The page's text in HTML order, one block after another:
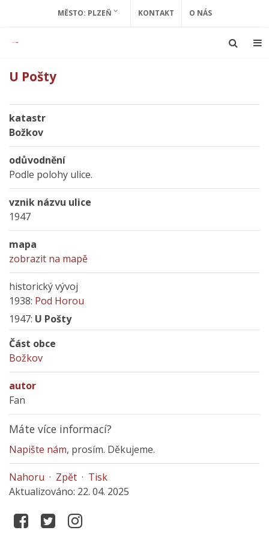
MĚSTO: PLZEŇ KONTAKT O NÁS
U Pošty
katastr
Božkov
odůvodnění
Podle polohy ulice.
vznik názvu ulice
1947
mapa
zobrazit na mapě
historický vývoj
1938: Pod Horou
1947: U Pošty
Část obce
Božkov
autor
Fan
Máte více informací?
Napište nám, prosím. Děkujeme.
Nahoru · Zpět · Tisk
Aktualizováno: 22. 04. 2025